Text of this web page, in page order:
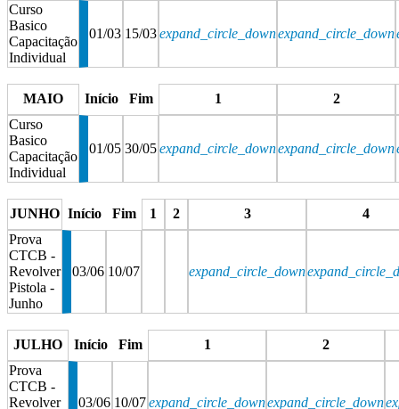
Curso
Basico
Capacitação
Individual
01/03 15/03expand_circle_downexpand_circle_down
MAIO
Início Fim 1
2
Curso
Basico
Capacitação
Individual
01/05 30/05expand_circle_downexpand_circle_down
JUNHO Início Fim 1 2 3
4
Prova
CTCB -
Revolver
Pistola -
Junho
03/06 10/07 expand_circle_down
JULHO
Início Fim 1
2
Prova
CTCB -
Revolver
03/06 10/07expand_circle_downexpand_circle_down